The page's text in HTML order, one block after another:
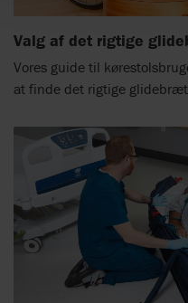
Valg af det rigtige
Vores guide til
at finde det rigtige